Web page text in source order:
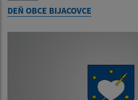
DEŇ OBCE BIJACOVCE